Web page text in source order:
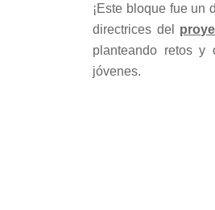
¡Este bloque fue un
directrices del
planteando retos y
jóvenes.